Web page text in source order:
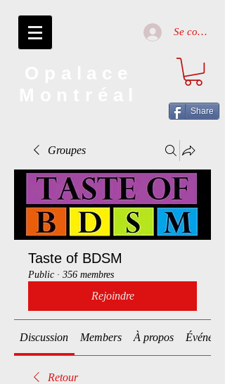
Se connecter
Share
Groupes
Taste of BDSM
Public · 356 membres
Rejoindre
Discussion Members À propos
Retour